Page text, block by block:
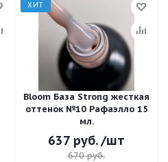
ХИТ
Bloom База Strong жесткая
оттенок №10 Рафаэлло 15
мл.
637 руб. /шт
670руб.